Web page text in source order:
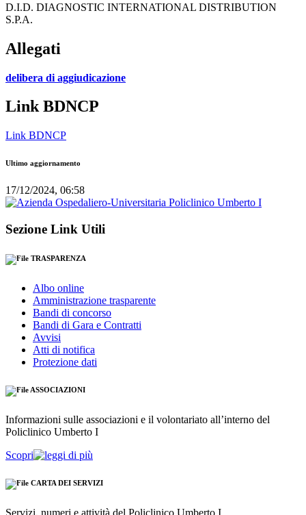
D.I.D. DIAGNOSTIC INTERNATIONAL DISTRIBUTION
S.P.A.
Allegati
delibera di aggiudicazione
Link BDNCP
Link BDNCP
Ultimo aggiornamento
17/12/2024, 06:58
Sezione Link Utili
TRASPARENZA
Albo online
Amministrazione trasparente
Bandi di concorso
Bandi di Gara e Contratti
Avvisi
Atti di notifica
Protezione dati
ASSOCIAZIONI
Informazioni sulle associazioni e il volontariato all’interno del
Policlinico Umberto I
Scopri
CARTA DEI SERVIZI
Servizi, numeri e attività del Policlinico Umberto I